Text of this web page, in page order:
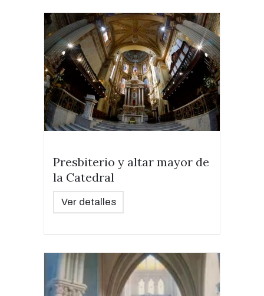
Presbiterio y altar mayor de
la Catedral
Ver detalles